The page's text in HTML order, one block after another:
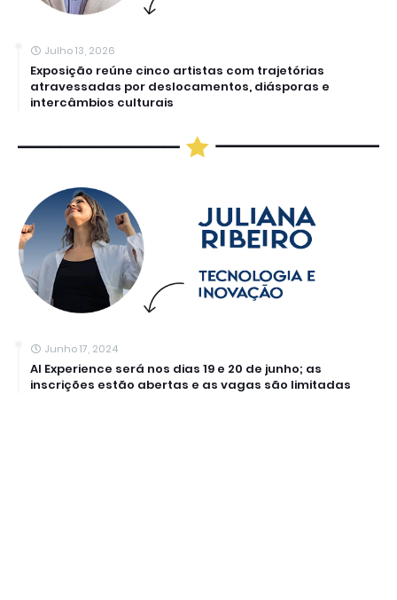
Julho 13, 2026
Exposição reúne cinco artistas com trajetórias
atravessadas por deslocamentos, diásporas e
intercâmbios culturais
Junho 17, 2024
AI Experience será nos dias 19 e 20 de junho; as
inscrições estão abertas e as vagas são limitadas